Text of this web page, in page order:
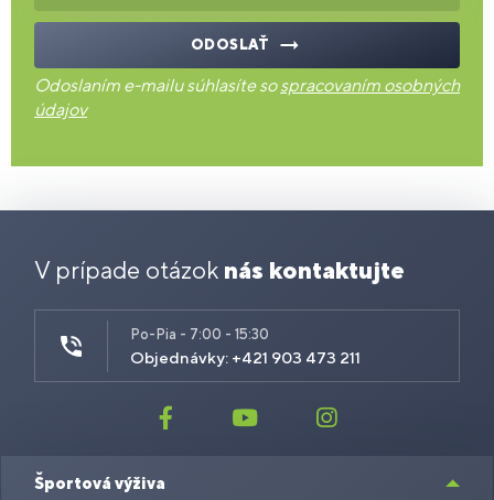
ODOSLAŤ
Odoslaním e-mailu súhlasíte sospracovaním osobných
údajov
V prípade otázok nás kontaktujte
Po-Pia - 7:00 - 15:30
Objednávky: +421 903 473 211
Športová výživa